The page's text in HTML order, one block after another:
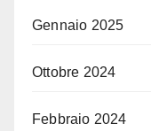
Gennaio 2025
Ottobre 2024
Febbraio 2024